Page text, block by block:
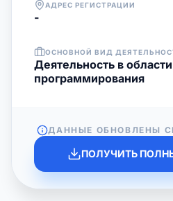
АДРЕС РЕГИСТРАЦИИ
-
ОСНОВНОЙ ВИД
Деятельность в
программирования
ДАННЫЕ ОБНОВЛЕНЫ
ПОЛУЧИТЬ